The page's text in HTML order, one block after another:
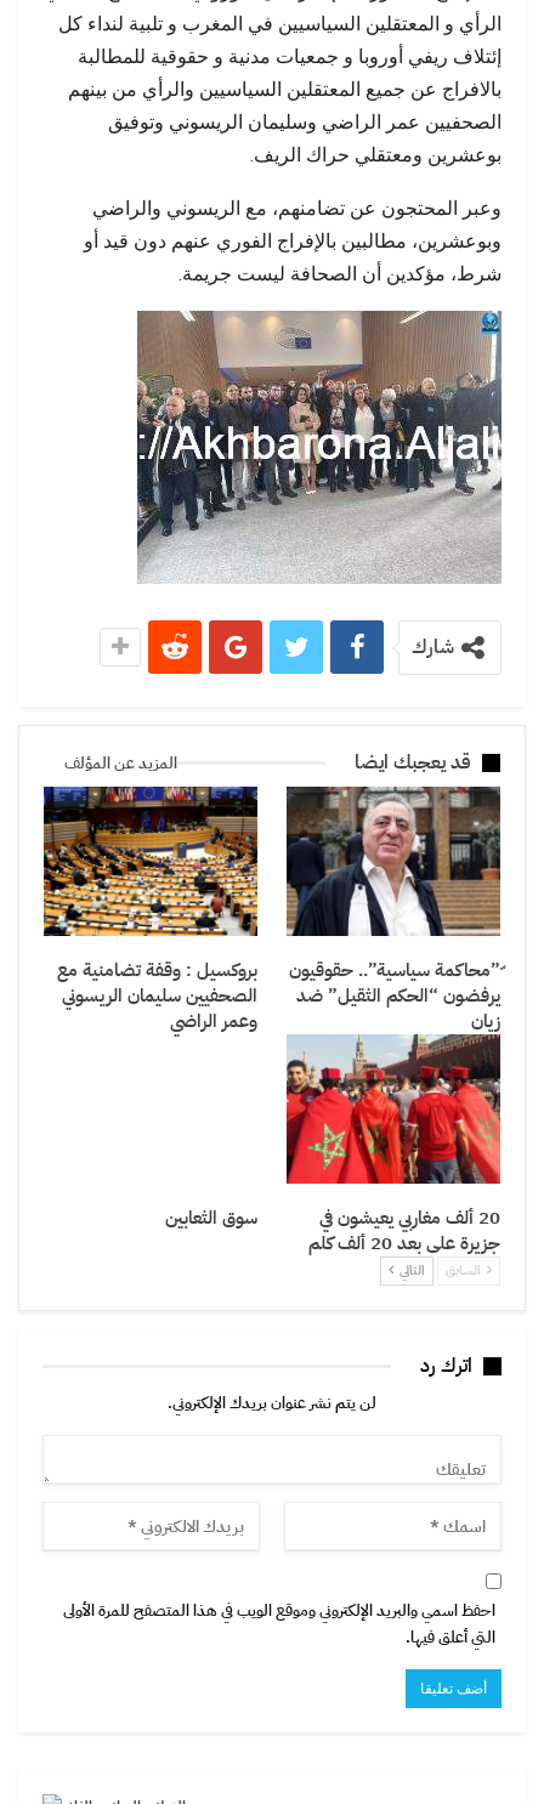
الرأي و المعتقلين السياسيين في المغرب و تلبية لنداء كل
إئتلاف ريفي أوروبا و جمعيات مدنية و حقوقية للمطالبة
بالافراج عن جميع المعتقلين السياسيين والرأي من بينهم
الصحفيين عمر الراضي وسليمان الريسوني وتوفيق
بوعشرين ومعتقلي حراك الريف.
وعبر المحتجون عن تضامنهم، مع الريسوني والراضي
وبوعشرين، مطالبين بالإفراج الفوري عنهم دون قيد أو
شرط، مؤكدين أن الصحافة ليست جريمة.
شارك
قد يعجبك ايضا المزيد عن المؤلف
ّ”محاكمة سياسية”.. حقوقيون
يرفضون “الحكم الثقيل” ضد
زيان
بروكسيل : وقفة تضامنية مع
الصحفيين سليمان الريسوني
وعمر الراضي
20 ألف مغاربي يعيشون في
جزيرة على بعد 20 ألف كلم
سوق الثعابين
السابق التالي
اترك رد
لن يتم نشر عنوان بريدك الإلكتروني.
احفظ اسمي والبريد الإلكتروني وموقع الويب في هذا المتصفح للمرة الأولى
التي أعلق فيها.